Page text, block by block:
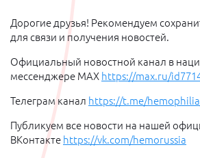
Дорогие друзья! Рекомендуем
для связи и получения новостей.
Официальный новостной канал в
мессенджере МАХ https://max.ru/
Телеграм канал https://t.me/
Публикуем все новости на нашей
ВКонтакте https://vk.com/hemorussia